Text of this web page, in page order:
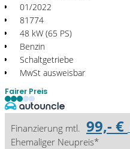
01/2022
81774
48 kW (65 PS)
Benzin
Schaltgetriebe
MwSt ausweisbar
Fairer Preis
Finanzierung mtl. 99,- €
Ehemaliger Neupreis*